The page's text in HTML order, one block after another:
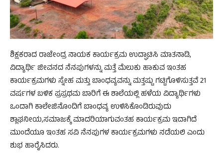
ಶಿಕ್ಷಕರಾದ ರಾಜೇಂದ್ರ ನಾಯಕ ಕಾರ್ಯಕ್ರಮ ಉದ್ಘಾಟಿಸಿ ಮಾತನಾಡಿ,
ವಿದ್ಯಾರ್ಥಿ ಜೀವನದ ನೆನಪುಗಳನ್ನು ಮತ್ತೆ ಮೆಲುಕು ಹಾಕುವ ಇಂತಹ
ಕಾರ್ಯಕ್ರಮಗಳು ಸ್ನೇಹ ಮತ್ತು ಬಾಂಧವ್ಯವನ್ನು ಮತ್ತಷ್ಟು ಗಟ್ಟಿಗೊಳಿಸುತ್ತವೆ 21
ವರ್ಷಗಳ ಬಳಿಕ ಪ್ರಪ್ರಥಮ ಬಾರಿಗೆ ಈ ಶಾಲೆಯಲ್ಲಿ ಹಳೆಯ ವಿದ್ಯಾರ್ಥಿಗಳು
ಒಂದಾಗಿ ಕಾಲೇಜಿನೊಂದಿಗೆ ಬಾಂಧವ್ಯ ಉಳಿಸಿಕೊಂಡಿರುವುದು
ಶ್ಲಾಘನೀಯ,ಸಮಾಜಕ್ಕೆ ಮಾದರಿಯಾಗುವಂತಹ ಕಾರ್ಯಕ್ರಮ ಇದಾಗಿದೆ
ಮುಂದೆಯೂ ಇಂತಹ ಸವಿ ನೆನಪುಗಳ ಕಾರ್ಯಕ್ರಮಗಳು ನಡೆಯಲಿ ಎಂದು
ಶುಭ ಹಾರೈಸಿದರು.